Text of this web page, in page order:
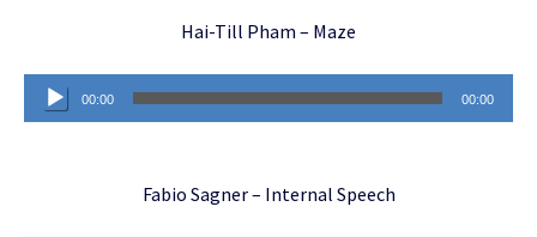
Hai-Till Pham – Maze
Audio-
Player
00:00 00:00
Fabio Sagner – Internal Speech